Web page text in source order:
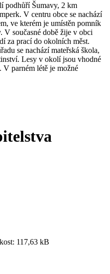
podhůří Šumavy, 2 km
V centru obce se nachází
ve kterém je umístěn pomník
současné době žije v obci
za prací do okolních měst.
se nachází mateřská škola,
Lesy v okolí jsou vhodné
parném létě je možné
117,63 kB